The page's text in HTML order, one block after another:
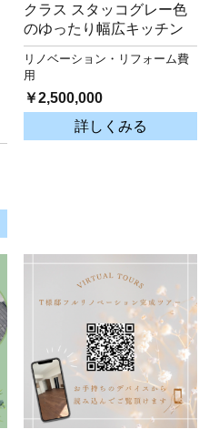
クラス スタッコグレー色
のゆったり幅広キッチン
リノベーション・リフォーム費
用
￥2,500,000
詳しくみる